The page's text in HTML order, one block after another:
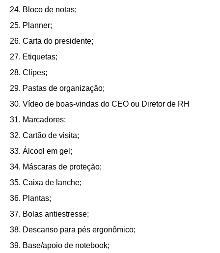
Bloco de notas;
Planner;
Carta do presidente;
Etiquetas;
Clipes;
Pastas de organização;
Vídeo de boas-vindas do CEO ou Diretor de RH
Marcadores;
Cartão de visita;
Álcool em gel;
Máscaras de proteção;
Caixa de lanche;
Plantas;
Bolas antiestresse;
Descanso para pés ergonômico;
Base/apoio de notebook;